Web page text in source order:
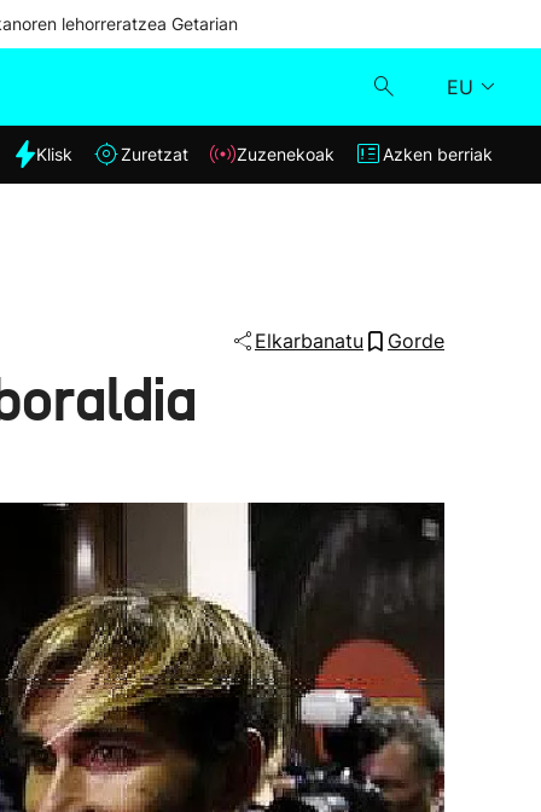
lehorreratzea Getarian
EU
Klisk
Klisk Zuretzat Zuzenekoak Azken berriak
Elkarbanatu Gorde